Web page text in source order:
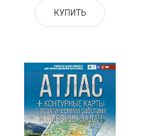
КУПИТЬ